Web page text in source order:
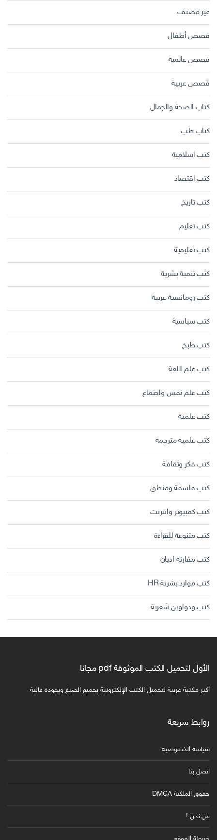
غير مصنف
قصص أطفال
قصص عالمية
قصص عربية
كتاب الصحة والجمال
كتاب طب
كتب اسلامية
كتب اقتصاد
كتب تاريخ
كتب تعليم
كتب تعليمية
كتب تنمية بشرية
كتب رومانسية عربية
كتب سياسية
كتب طبخ
كتب علم اللغة
كتب علم نفس واجتماع
كتب علمية
كتب علمية مترجمة
كتب فكر وثقافة
كتب فلسفة ومنطق
كتب كمبيوتر وانترنت
كتب متنوعة للقراءة
كتب مقارنة اديان
كتب موارد بشرية HR
كتب ودواوين شعرية
الأول لتحميل الكتب الموثوقة pdf مجانا
أكبر مكتبة عربية لتحميل الكتب الإلكترونية بجميع الصيغ وبجودة عالية
روابط سريعة
سياسة الخصوصية
اتصل بنا
حقوق الملكية DMCA
من نحن !